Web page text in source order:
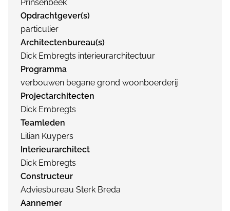
Prinsenbeek
Opdrachtgever(s)
particulier
Architectenbureau(s)
Dick Embregts interieurarchitectuur
Programma
verbouwen begane grond woonboerderij
Projectarchitecten
Dick Embregts
Teamleden
Lilian Kuypers
Interieurarchitect
Dick Embregts
Constructeur
Adviesbureau Sterk Breda
Aannemer